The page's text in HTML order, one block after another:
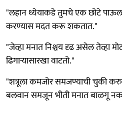
"लहान ध्येयाकडे तुमचे एक छोटे पाऊल
करण्यास मदत करू शकतात."
"जेव्हा मनात निश्चय दृढ असेल तेव्हा
ढिगाऱ्यासारखा वाटतो."
"शत्रूला कमजोर समजण्याची चुकी
बलवान समजून भीती मनात बाळगू